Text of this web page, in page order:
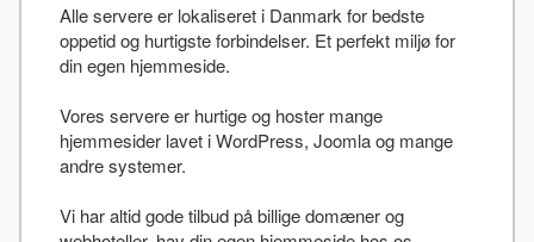
Alle servere er lokaliseret i Danmark for bedste
oppetid og hurtigste forbindelser. Et perfekt miljø for
din egen hjemmeside.
Vores servere er hurtige og hoster mange
hjemmesider lavet i WordPress, Joomla og mange
andre systemer.
Vi har altid gode tilbud på billige domæner og